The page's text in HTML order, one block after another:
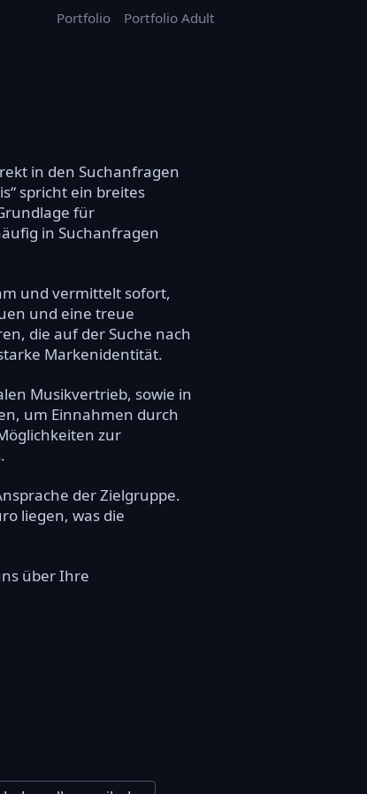
Portfolio Portfolio Adult
in den Suchanfragen
spricht ein breites
für
in Suchanfragen
und vermittelt sofort,
und eine treue
die auf der Suche nach
Markenidentität.
Musikvertrieb, sowie in
um Einnahmen durch
zur
der Zielgruppe.
liegen, was die
über Ihre